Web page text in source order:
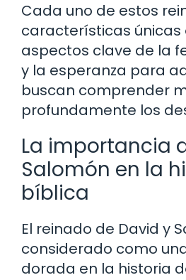
Cada uno de estos
características únicas
aspectos clave de la
y la esperanza para
buscan comprender
profundamente los
La importancia
Salomón en la
bíblica
El reinado de David y
considerado como
dorada en la historia